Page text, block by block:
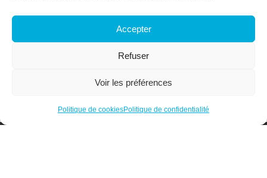
Accepter
Refuser
Voir les préférences
Politique de cookiesPolitique de confidentialité
Services & Formations